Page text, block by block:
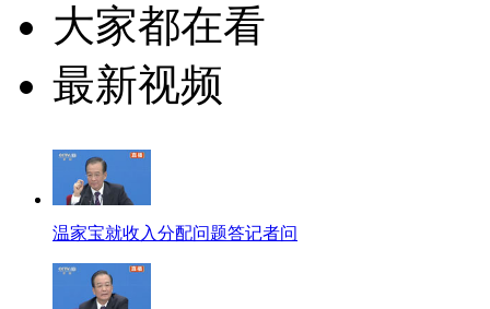
大家都在看
最新视频
温家宝就收入分配问题答记者问